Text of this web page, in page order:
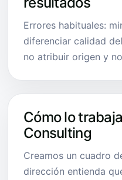
Errores habituales:
diferenciar calidad
no atribuir origen y
Cómo lo
Consulting
Creamos un cuadro
dirección entienda